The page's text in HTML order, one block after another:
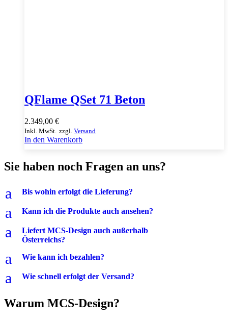
QFlame QSet 71 Beton
2.349,00 €
Inkl. MwSt. zzgl. Versand
In den Warenkorb
Sie haben noch Fragen an uns?
a Bis wohin erfolgt die Lieferung?
a Kann ich die Produkte auch ansehen?
a
Liefert MCS-Design auch außerhalb
Österreichs?
a Wie kann ich bezahlen?
a Wie schnell erfolgt der Versand?
Warum MCS-Design?